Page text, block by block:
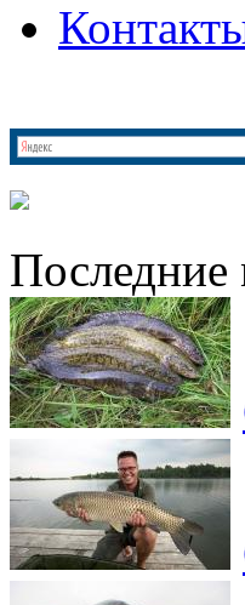
Последние